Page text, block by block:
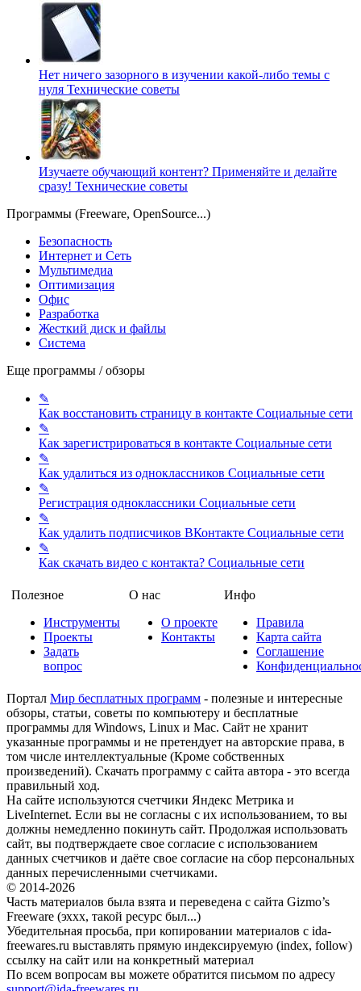
Нет ничего зазорного в изучении какой-либо темы с
нуля Технические советы
Изучаете обучающий контент? Применяйте и делайте
сразу! Технические советы
Программы (Freeware, OpenSource...)
Безопасность
Интернет и Сеть
Мультимедиа
Оптимизация
Офис
Разработка
Жесткий диск и файлы
Система
Еще программы / обзоры
✎
Как восстановить страницу в контакте Социальные сети
✎
Как зарегистрироваться в контакте Социальные сети
✎
Как удалиться из одноклассников Социальные сети
✎
Регистрация одноклассники Социальные сети
✎
Как удалить подписчиков ВКонтакте Социальные сети
✎
Как скачать видео с контакта? Социальные сети
Полезное
Инструменты
Проекты
Задать
вопрос
О нас
О проекте
Контакты
Инфо
Правила
Карта сайта
Соглашение
Портал Мир бесплатных программ - полезные и интересные
обзоры, статьи, советы по компьютеру и бесплатные
программы для Windows, Linux и Mac. Сайт не хранит
указанные программы и не претендует на авторские права, в
том числе интеллектуальные (Кроме собственных
произведений). Скачать программу с сайта автора - это всегда
правильный ход.
На сайте используются счетчики Яндекс Метрика и
LiveInternet. Если вы не согласны с их использованием, то вы
должны немедленно покинуть сайт. Продолжая использовать
сайт, вы подтверждаете свое согласие с использованием
данных счетчиков и даёте свое согласие на сбор персональных
данных перечисленными счетчиками.
© 2014-2026
Часть материалов была взята и переведена с сайта Gizmo’s
Freeware (эххх, такой ресурс был...)
Убедительная просьба, при копировании материалов с ida-
freewares.ru выставлять прямую индексируемую (index, follow)
ссылку на сайт или на конкретный материал
По всем вопросам вы можете обратится письмом по адресу